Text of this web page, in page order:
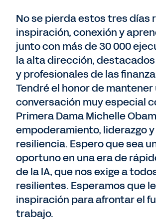
No se pierda estos tres días
inspiración, conexión y
junto con más de 30 000
la alta dirección,
y profesionales de las
Tendré el honor de mantener
conversación muy especial
Primera Dama Michelle
empoderamiento, liderazgo y
resiliencia. Espero que sea
oportuno en una era de
de la IA, que nos exige a
resilientes. Esperamos que
inspiración para afrontar el
trabajo.